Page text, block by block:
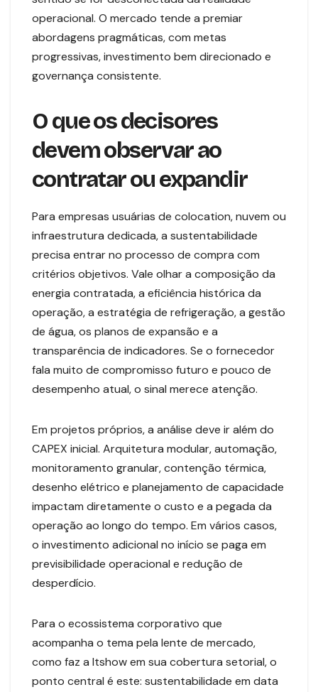
operacional. O mercado tende a premiar
abordagens pragmáticas, com metas
progressivas, investimento bem direcionado e
governança consistente.
O que os decisores
devem observar ao
contratar ou expandir
Para empresas usuárias de colocation, nuvem ou
infraestrutura dedicada, a sustentabilidade
precisa entrar no processo de compra com
critérios objetivos. Vale olhar a composição da
energia contratada, a eficiência histórica da
operação, a estratégia de refrigeração, a gestão
de água, os planos de expansão e a
transparência de indicadores. Se o fornecedor
fala muito de compromisso futuro e pouco de
desempenho atual, o sinal merece atenção.
Em projetos próprios, a análise deve ir além do
CAPEX inicial. Arquitetura modular, automação,
monitoramento granular, contenção térmica,
desenho elétrico e planejamento de capacidade
impactam diretamente o custo e a pegada da
operação ao longo do tempo. Em vários casos,
o investimento adicional no início se paga em
previsibilidade operacional e redução de
desperdício.
Para o ecossistema corporativo que
acompanha o tema pela lente de mercado,
como faz a Itshow em sua cobertura setorial, o
ponto central é este: sustentabilidade em data